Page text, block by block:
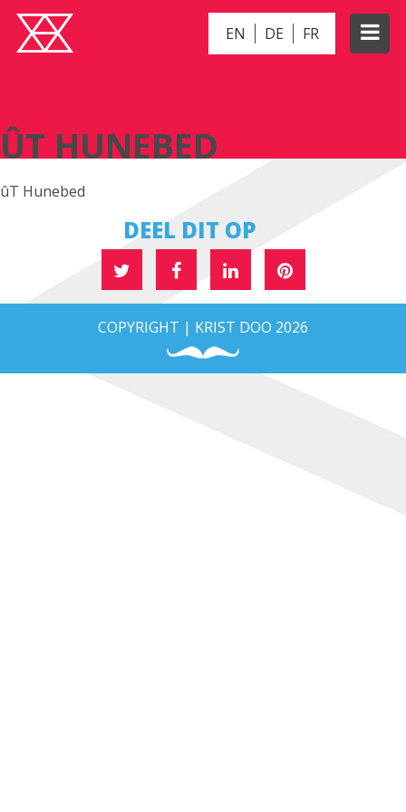
EN DE FR
ÛT HUNEBED
ûT Hunebed
DEEL DIT OP
COPYRIGHT | KRIST DOO 2026